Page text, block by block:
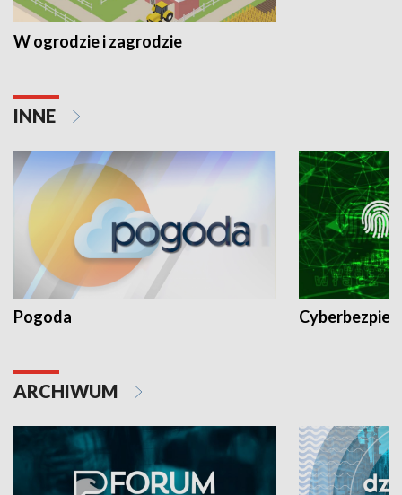
W ogrodzie i zagrodzie
INNE
Pogoda
ARCHIWUM